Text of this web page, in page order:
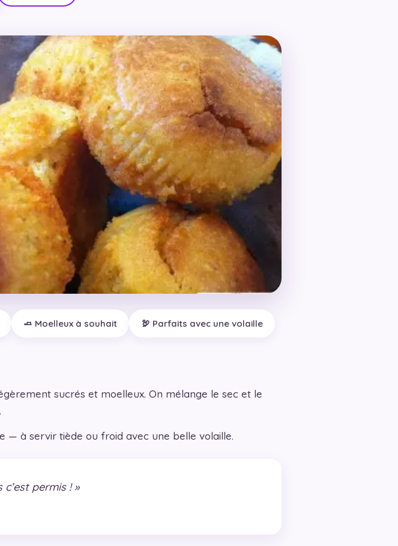
🧈 Moelleux à souhait 🦃 Parfaits avec une volaille
sucrés et moelleux. On mélange le sec et le
— à servir tiède ou froid avec une belle volaille.
permis ! »